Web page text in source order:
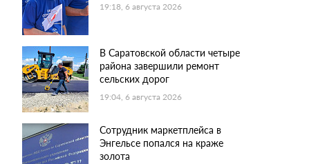
19:18, 6 августа 2026
В Саратовской области четыре
района завершили ремонт
сельских дорог
19:04, 6 августа 2026
Сотрудник маркетплейса в
Энгельсе попался на краже
золота